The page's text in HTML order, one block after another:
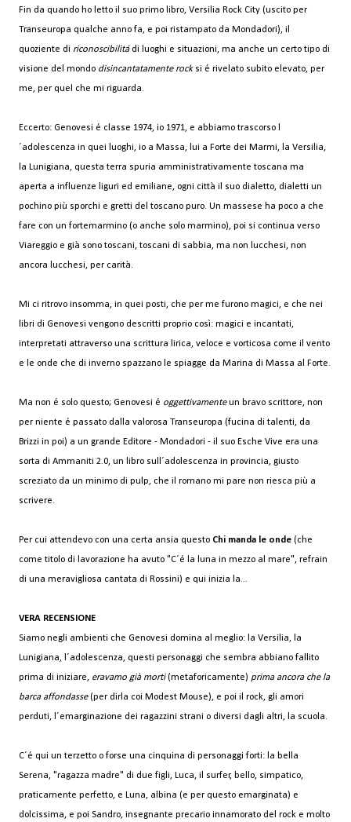
Fin da quando ho letto il suo primo libro, Versilia Rock City (uscito per
Transeuropa qualche anno fa, e poi ristampato da Mondadori), il
quoziente di riconoscibilitádi luoghi e situazioni, ma anche un certo tipo di
visione del mondo disincantatamente rocksi é rivelato subito elevato, per
me, per quel che mi riguarda.
Eccerto: Genovesi é classe 1974, io 1971, e abbiamo trascorso l
´adolescenza in quei luoghi, io a Massa, lui a Forte dei Marmi, la Versilia,
la Lunigiana, questa terra spuria amministrativamente toscana ma
aperta a influenze liguri ed emiliane, ogni città il suo dialetto, dialetti un
pochino più sporchi e gretti del toscano puro. Un massese ha poco a che
fare con un fortemarmino (o anche solo marmino), poi si continua verso
Viareggio e già sono toscani, toscani di sabbia, ma non lucchesi, non
ancora lucchesi, per carità.
Mi ci ritrovo insomma, in quei posti, che per me furono magici, e che nei
libri di Genovesi vengono descritti proprio così: magici e incantati,
interpretati attraverso una scrittura lirica, veloce e vorticosa come il vento
e le onde che di inverno spazzano le spiagge da Marina di Massa al Forte.
Ma non é solo questo; Genovesi é oggettivamenteun bravo scrittore, non
per niente é passato dalla valorosa Transeuropa (fucina di talenti, da
Brizzi in poi) a un grande Editore - Mondadori - il suo Esche Vive era una
sorta di Ammaniti 2.0, un libro sull´adolescenza in provincia, giusto
screziato da un minimo di pulp, che il romano mi pare non riesca più a
scrivere.
Per cui attendevo con una certa ansia questo Chi manda le onde (che
come titolo di lavorazione ha avuto "C´é la luna in mezzo al mare", refrain
di una meravigliosa cantata di Rossini) e qui inizia la...
VERA RECENSIONE
Siamo negli ambienti che Genovesi domina al meglio: la Versilia, la
Lunigiana, l´adolescenza, questi personaggi che sembra abbiano fallito
prima di iniziare, eravamo già morti(metaforicamente) prima ancora che la
barca affondasse(per dirla coi Modest Mouse), e poi il rock, gli amori
perduti, l´emarginazione dei ragazzini strani o diversi dagli altri, la scuola.
C´é qui un terzetto o forse una cinquina di personaggi forti: la bella
Serena, "ragazza madre" di due figli, Luca, il surfer, bello, simpatico,
praticamente perfetto, e Luna, albina (e per questo emarginata) e
dolcissima, e poi Sandro, insegnante precario innamorato del rock e molto